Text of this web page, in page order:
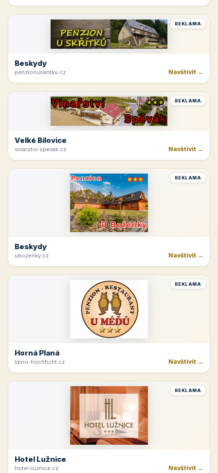
REKLAMA
Beskydy
penzionuskritku.cz Navštívit →
REKLAMA
Velké Bílovice
vinarstvi-spevak.cz Navštívit →
REKLAMA
Beskydy
ubozenky.cz Navštívit →
REKLAMA
Horná Planá
lipno-hochficht.cz Navštívit →
REKLAMA
Hotel Lužnice
hotel-luznice.cz Navštívit →